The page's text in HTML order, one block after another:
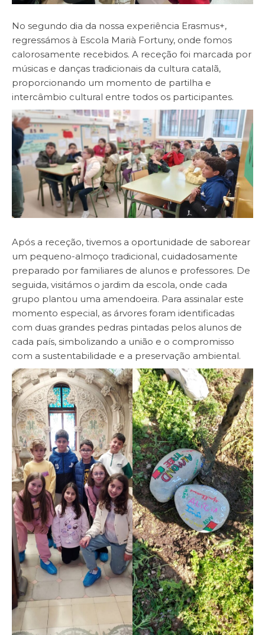
No segundo dia da nossa experiência Erasmus+,
regressámos à Escola Marià Fortuny, onde fomos
calorosamente recebidos. A receção foi marcada por
músicas e danças tradicionais da cultura catalã,
proporcionando um momento de partilha e
intercâmbio cultural entre todos os participantes.
Após a receção, tivemos a oportunidade de saborear
um pequeno-almoço tradicional, cuidadosamente
preparado por familiares de alunos e professores. De
seguida, visitámos o jardim da escola, onde cada
grupo plantou uma amendoeira. Para assinalar este
momento especial, as árvores foram identificadas
com duas grandes pedras pintadas pelos alunos de
cada país, simbolizando a união e o compromisso
com a sustentabilidade e a preservação ambiental.